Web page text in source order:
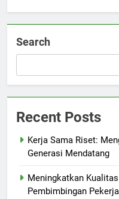
Search
Recent Posts
Kerja Sama Riset:
Generasi Mendatang
Meningkatkan
Pembimbingan